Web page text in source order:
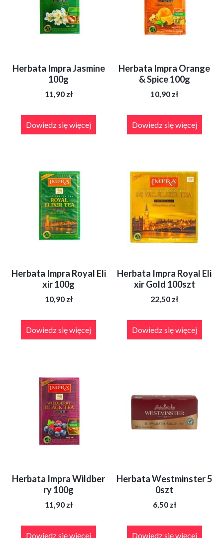
Herbata Impra Jasmine
100g
11,90 zł
Dowiedz się więcej
Herbata Impra Orange
& Spice 100g
10,90 zł
Dowiedz się więcej
Herbata Impra Royal Eli
xir 100g
10,90 zł
Dowiedz się więcej
Herbata Impra Royal Eli
xir Gold 100szt
22,50 zł
Dowiedz się więcej
Herbata Impra Wildber
ry 100g
11,90 zł
Dowiedz się więcej
Herbata Westminster 5
0szt
6,50 zł
Dowiedz się więcej